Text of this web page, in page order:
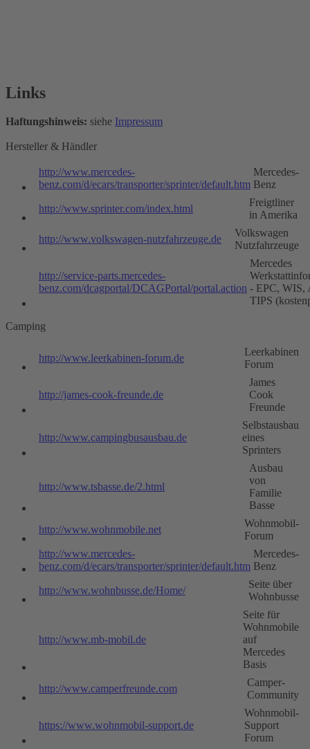
Links
Haftungshinweis: siehe Impressum
Hersteller & Händler
http://www.mercedes-
benz.com/d/ecars/transporter/sprinter/default.htm
Mercedes-
Benz
http://www.sprinter.com/index.html
Freigtliner
in Amerika
http://www.volkswagen-nutzfahrzeuge.de
Volkswagen
Nutzfahrzeuge
http://service-parts.mercedes-
benz.com/dcagportal/DCAGPortal/portal.action
Mercedes
- EPC, WIS,
TIPS
Camping
http://www.leerkabinen-forum.de
Leerkabinen
Forum
http://james-cook-freunde.de
James
Cook
Freunde
http://www.campingbusausbau.de
Selbstausbau
eines
Sprinters
http://www.tsbasse.de/2.html
Ausbau
von
Familie
Basse
http://www.wohnmobile.net
Wohnmobil-
Forum
http://www.mercedes-
benz.com/d/ecars/transporter/sprinter/default.htm
Mercedes-
Benz
http://www.wohnbusse.de/Home/
Seite über
Wohnbusse
http://www.mb-mobil.de
Seite für
Wohnmobile
auf
Mercedes
Basis
http://www.camperfreunde.com
Camper-
Community
https://www.wohnmobil-support.de
Wohnmobil-
Support
Forum